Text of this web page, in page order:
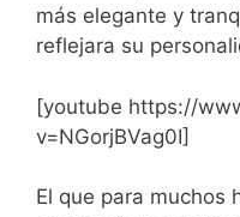
más elegante y
reflejara su
[youtube https://
v=NGorjBVag0I]
El que para muchos